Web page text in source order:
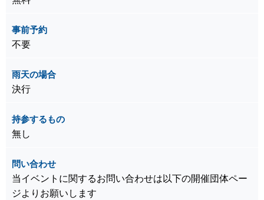
事前予約
不要
雨天の場合
決行
持参するもの
無し
問い合わせ
当イベントに関するお問い合わせは以下の開催団体ペー
ジよりお願いします